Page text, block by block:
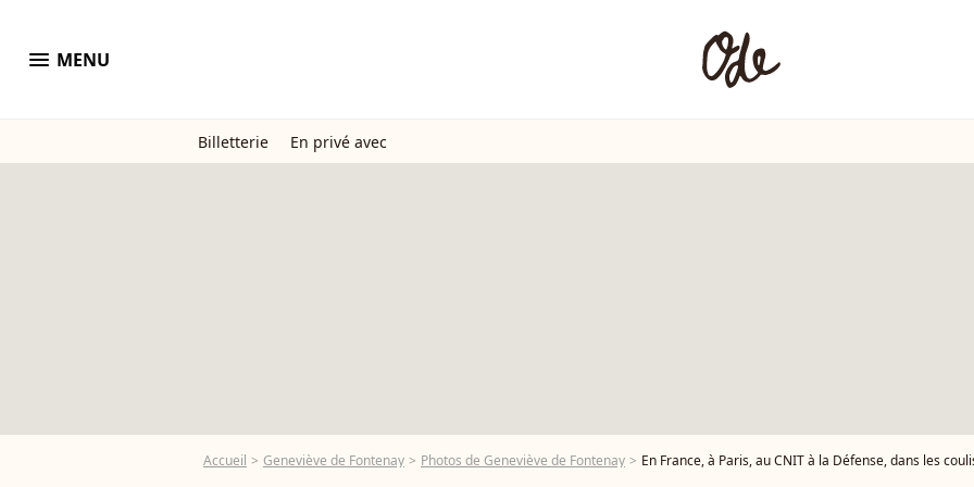
menu MENU
Billetterie En privé avec
Accueil Geneviève de Fontenay Photos de Geneviève de Fontenay En France, à Paris, au CNIT à la Défense, dans les coulisses, Gaëlle Voiry Miss